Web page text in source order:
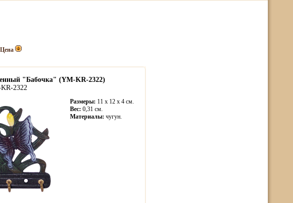
Цена
"Бабочка" (YM-KR-2322)
2322
Размеры: 11 х 12 х 4 см.
Вес: 0,31 см.
Материалы: чугун.